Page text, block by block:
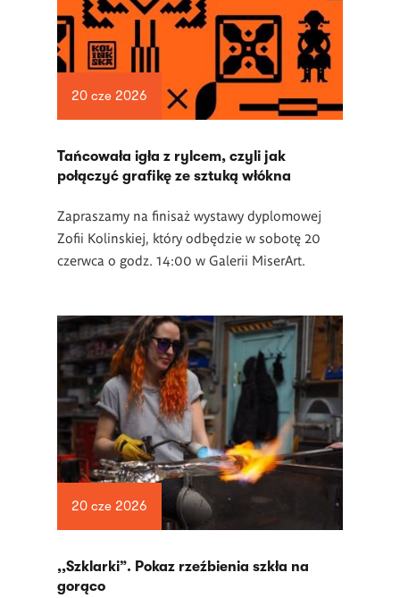
20 cze 2026
Tańcowała igła z rylcem, czyli jak
połączyć grafikę ze sztuką włókna
Zapraszamy na finisaż wystawy dyplomowej
Zofii Kolinskiej, który odbędzie w sobotę 20
czerwca o godz. 14:00 w Galerii MiserArt.
20 cze 2026
,,Szklarki”. Pokaz rzeźbienia szkła na
gorąco